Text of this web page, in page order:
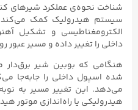
شناخت نحوه‌ی عملکرد شیرهای
الکترومغناطیسی و تشکیل
داخلی را تغییر داده و مسیر عبور
هنگامی که بوبین شیر برق‌دار
شده اسپول داخلی را جابه‌جا
می‌دهد. این تغییر مسیر به
هیدرولیکی یا راه‌اندازی موتور